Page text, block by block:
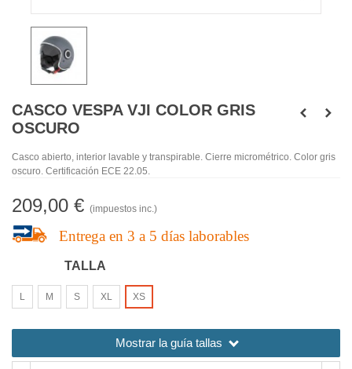
CASCO VESPA VJI COLOR GRIS
OSCURO
Casco abierto, interior lavable y transpirable. Cierre micrométrico. Color gris
oscuro. Certificación ECE 22.05.
209,00 € (impuestos inc.)
Entrega en 3 a 5 días laborables
TALLA
L M S XL XS
Mostrar la guía tallas